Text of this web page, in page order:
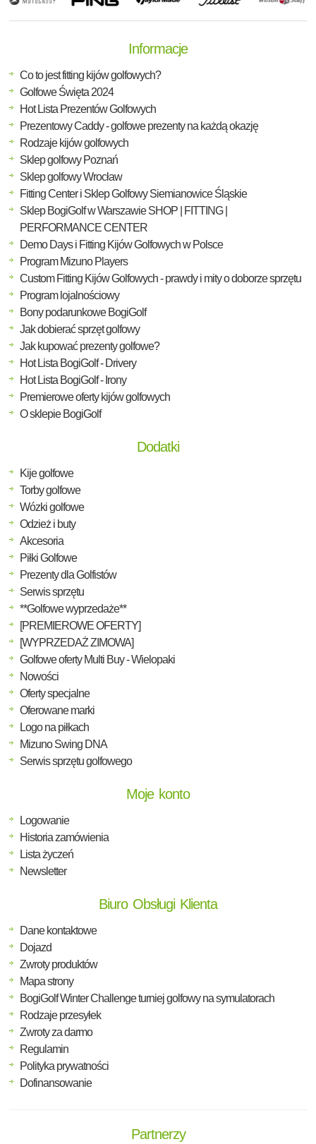
Informacje
Co to jest fitting kijów golfowych?
Golfowe Święta 2024
Hot Lista Prezentów Golfowych
Prezentowy Caddy - golfowe prezenty na każdą okazję
Rodzaje kijów golfowych
Sklep golfowy Poznań
Sklep golfowy Wrocław
Fitting Center i Sklep Golfowy Siemianowice Śląskie
Sklep BogiGolf w Warszawie SHOP | FITTING |
PERFORMANCE CENTER
Demo Days i Fitting Kijów Golfowych w Polsce
Program Mizuno Players
Custom Fitting Kijów Golfowych - prawdy i mity o doborze sprzętu
Program lojalnościowy
Bony podarunkowe BogiGolf
Jak dobierać sprzęt golfowy
Jak kupować prezenty golfowe?
Hot Lista BogiGolf - Drivery
Hot Lista BogiGolf - Irony
Premierowe oferty kijów golfowych
O sklepie BogiGolf
Dodatki
Kije golfowe
Torby golfowe
Wózki golfowe
Odzież i buty
Akcesoria
Piłki Golfowe
Prezenty dla Golfistów
Serwis sprzętu
**Golfowe wyprzedaże**
[PREMIEROWE OFERTY]
[WYPRZEDAŻ ZIMOWA]
Golfowe oferty Multi Buy - Wielopaki
Nowości
Oferty specjalne
Oferowane marki
Logo na piłkach
Mizuno Swing DNA
Serwis sprzętu golfowego
Moje konto
Logowanie
Historia zamówienia
Lista życzeń
Newsletter
Biuro Obsługi Klienta
Dane kontaktowe
Dojazd
Zwroty produktów
Mapa strony
BogiGolf Winter Challenge turniej golfowy na symulatorach
Rodzaje przesyłek
Zwroty za darmo
Regulamin
Polityka prywatności
Dofinansowanie
Partnerzy